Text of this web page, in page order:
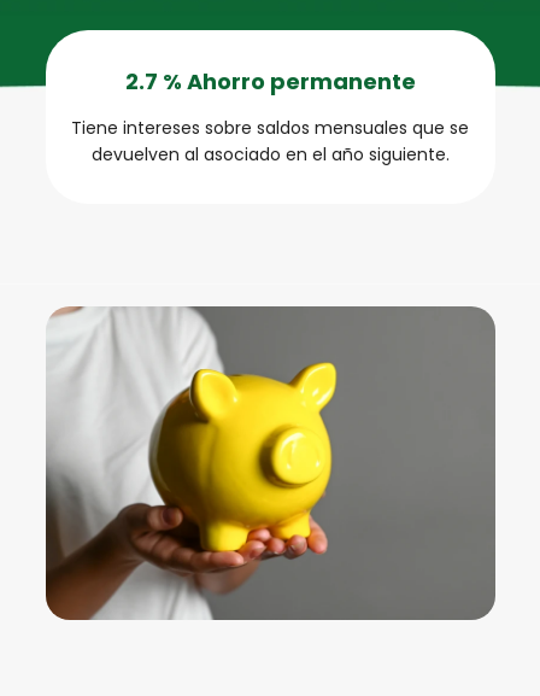
2.7 % Ahorro permanente
Tiene intereses sobre saldos mensuales que se
devuelven al asociado en el año siguiente.